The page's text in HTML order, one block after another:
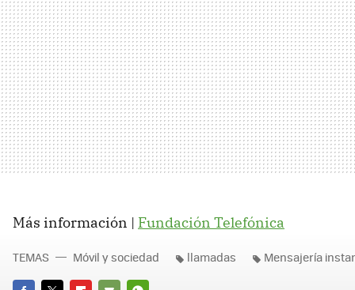
Más información | Fundación Telefónica
TEMAS Móvil y sociedad llamadas Mensajería